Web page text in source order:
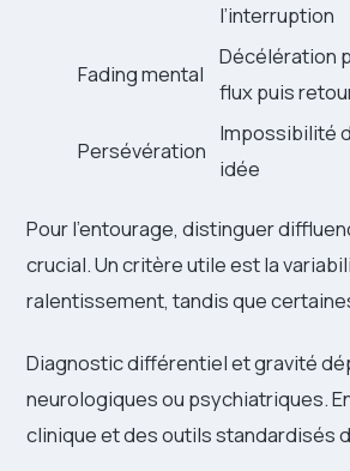
l’interruption
Fading mental
Décélération
flux puis
Persévération
Impossibilité
idée
Pour l’entourage, distinguer
crucial. Un critère utile est la
ralentissement, tandis que
Diagnostic différentiel et gravité
neurologiques ou psychiatriques.
clinique et des outils standardisés